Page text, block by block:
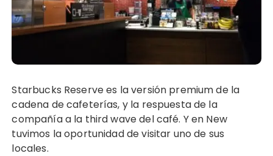
Starbucks Reserve es la versión premium de la
cadena de cafeterías, y la respuesta de la
compañía a la third wave del café. Y en New
tuvimos la oportunidad de visitar uno de sus
locales.